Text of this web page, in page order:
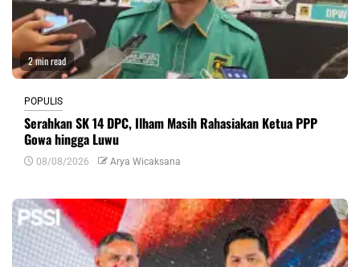
2 min read
POPULIS
Serahkan SK 14 DPC, Ilham Masih Rahasiakan Ketua PPP
Gowa hingga Luwu
08/08/2026 Arya Wicaksana